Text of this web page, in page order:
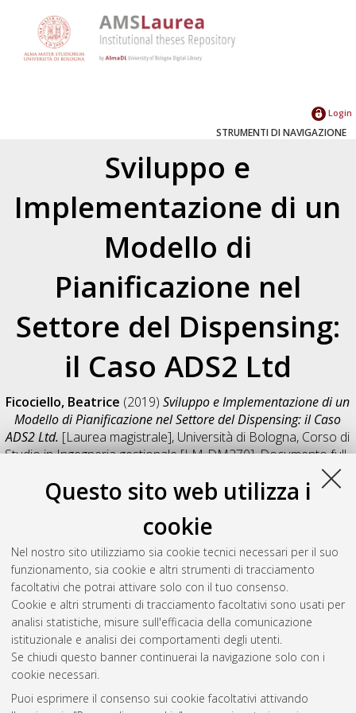
Questo sito web utilizza i
cookie
Nel nostro sito utilizziamo sia cookie tecnici necessari per il suo
funzionamento, sia cookie e altri strumenti di tracciamento
facoltativi che potrai attivare solo con il tuo consenso.
Cookie e altri strumenti di tracciamento facoltativi sono usati per
analisi statistiche, misure sull'efficacia della comunicazione
istituzionale e analisi dei comportamenti degli utenti.
Se chiudi questo banner continuerai la navigazione solo con i
cookie necessari.
Puoi esprimere il consenso sui cookie facoltativi attivando
Login
STRUMENTI DI NAVIGAZIONE
Sviluppo e
Implementazione di un
Modello di
Pianificazione nel
Settore del Dispensing:
il Caso ADS2 Ltd
Ficociello, Beatrice (2019)Sviluppo e Implementazione di un
Modello di Pianificazione nel Settore del Dispensing: il Caso
ADS2 Ltd. [Laurea magistrale], Università di Bologna, Corso di
Studio inIngegneria gestionale [LM-DM270], Documento full-
Salva citazione
Condividi
Il full-text non è disponibile per scelta dell'autore. (
Abstract
Altri metadati
Gestione del documento:
Atom